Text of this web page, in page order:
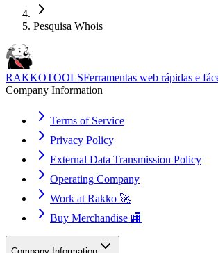
Pesquisa Whois
RAKKOTOOLSFerramentas web rápidas e
Company Information
Terms of Service
Privacy Policy
External Data Transmission Policy
Operating Company
Work at Rakko 🚀
Buy Merchandise 🏬